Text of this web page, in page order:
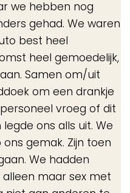
we hebben nog
gehad. We waren
best heel
heel gemoedelijk,
Samen om/uit
om een drankje
vroeg of dit
ons alls uit. We
gemak. Zijn toen
We hadden
maar sex met